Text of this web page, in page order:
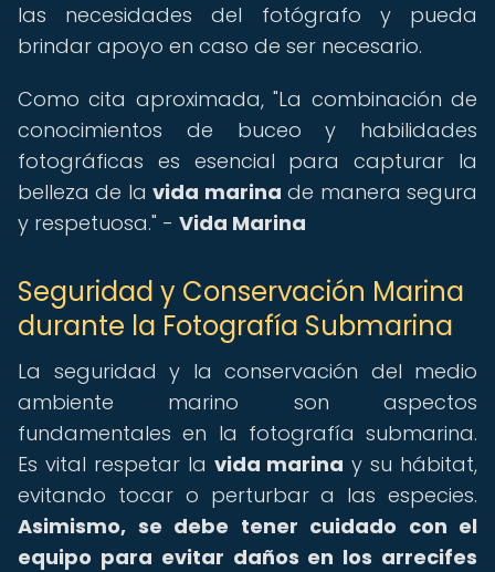
las necesidades del fotógrafo y pueda
brindar apoyo en caso de ser necesario.
Como cita aproximada, "La combinación de
conocimientos de buceo y habilidades
fotográficas es esencial para capturar la
belleza de lavida marina de manera segura
y respetuosa." - Vida Marina
Seguridad y Conservación Marina
durante la Fotografía Submarina
La seguridad y la conservación del medio
ambiente marino son aspectos
fundamentales en la fotografía submarina.
Es vital respetar la vida marina y su hábitat,
evitando tocar o perturbar a las especies.
Asimismo, se debe tener cuidado con el
equipo para evitar daños en los arrecifes